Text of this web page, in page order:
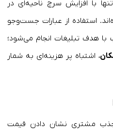
با افزایش سرچ ناحیه‌ای در
استفاده از عبارات جست‌و‌جو
هدف تبلیغات انجام می‌شود؛
، اشتباه پر هزینه‌ای به شمار
جذب مشتری نشان دادن قیمت